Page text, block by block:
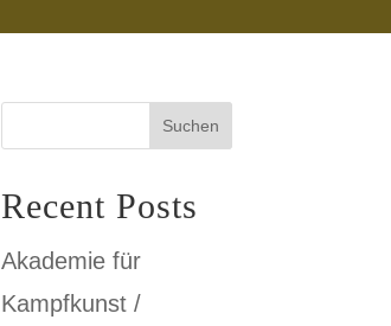
Suchen
Recent Posts
Akademie für
Kampfkunst /